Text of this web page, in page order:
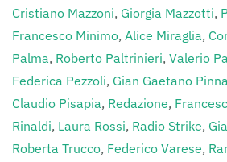
Cristiano Mazzoni, Giorgia Mazzotti,
Francesco Minimo, Alice Miraglia,
Palma, Roberto Paltrinieri, Valerio
Federica Pezzoli, Gian Gaetano
Claudio Pisapia, Redazione,
Rinaldi, Laura Rossi, Radio Strike,
Roberta Trucco, Federico Varese,